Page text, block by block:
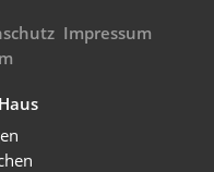
Impressum